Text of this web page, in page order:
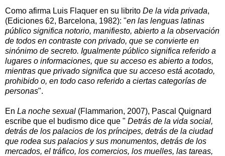
Como afirma Luis Flaquer en su librito De la vida privada,
(Ediciones 62, Barcelona, ​​1982): "en las lenguas latinas
público significa notorio, manifiesto, abierto a la observación
de todos en contraste con privado, que se convierte en
sinónimo de secreto. Igualmente público significa referido a
lugares o informaciones, que su acceso es abierto a todos,
mientras que privado significa que su acceso está acotado,
prohibido o, en todo caso referido a ciertas categorías de
personas".
En La noche sexual (Flammarion, 2007), Pascal Quignard
escribe que el budismo dice que " Detrás de la vida social,
detrás de los palacios de los príncipes, detrás de la ciudad
que rodea sus palacios y sus monumentos, detrás de los
mercados, el tráfico, los comercios, los muelles, las tareas,